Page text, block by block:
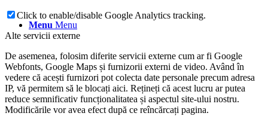
Menu Menu
Click to enable/disable Google Analytics tracking.
Alte servicii externe
De asemenea, folosim diferite servicii externe cum ar fi Google
Webfonts, Google Maps și furnizorii externi de video. Având în
vedere că acești furnizori pot colecta date personale precum adresa
IP, vă permitem să le blocați aici. Rețineți că acest lucru ar putea
reduce semnificativ funcționalitatea și aspectul site-ului nostru.
Modificările vor avea efect după ce reîncărcați pagina.